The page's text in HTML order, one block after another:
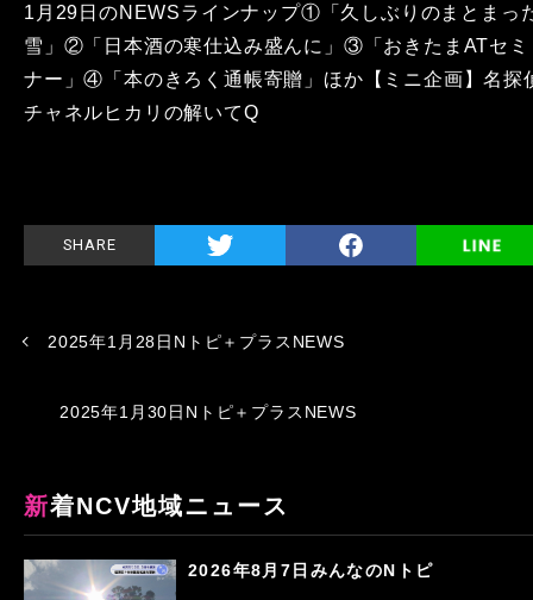
1月29日のNEWSラインナップ①「久しぶりのまとまっ
雪」②「日本酒の寒仕込み盛んに」③「おきたまATセミ
ナー」④「本のきろく通帳寄贈」ほか【ミニ企画】名探
チャネルヒカリの解いてQ
SHARE
2025年1月28日Nトピ＋プラスNEWS
2025年1月30日Nトピ＋プラスNEWS
新着NCV地域ニュース
2026年8月7日みんなのNトピ